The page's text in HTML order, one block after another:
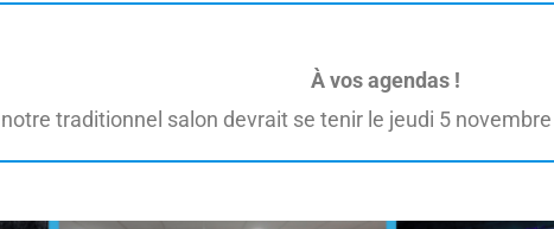
À vos agendas !
traditionnel salon devrait se tenir le jeudi 5